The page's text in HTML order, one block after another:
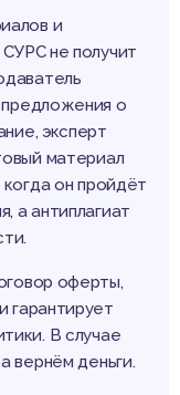
и
не получит
о
эксперт
материал
он пройдёт
а антиплагиат
оферты,
гарантирует
В случае
вернём деньги.